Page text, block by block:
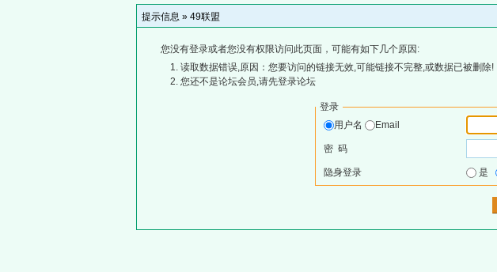
提示信息 » 49联盟
您没有登录或者您没有权限访问此页面，可能有如下几个原因:
读取数据错误,原因：您要访问的链接无效,可能链接不完整,或数据已被删除!
您还不是论坛会员,请先登录论坛
登录
用户名
Email
密 码
隐身登录 是